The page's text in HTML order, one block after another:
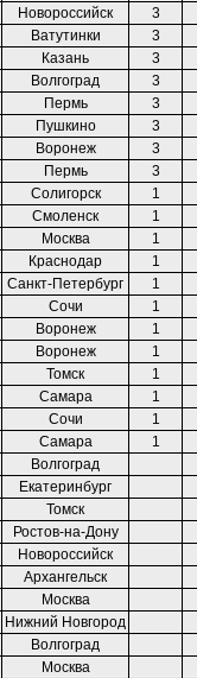
Новороссийск
3
Ватутинки
3
Казань
3
Волгоград
3
Пермь
3
Пушкино
3
Воронеж
3
Пермь
3
Солигорск
1
Смоленск
1
Москва
1
Краснодар
1
Санкт-Петербург
1
Сочи
1
Воронеж
1
Воронеж
1
Томск
1
Самара
1
Сочи
1
Самара
1
Волгоград
Екатеринбург
Томск
Ростов-на-Дону
Новороссийск
Архангельск
Москва
Нижний Новгород
Волгоград
Москва